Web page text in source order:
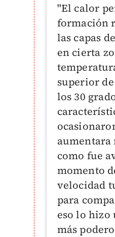
"El calor
formación
las capas
en cierta
superior
los 30
aumentara
como fue
momento
velocidad
para
eso lo hizo
más